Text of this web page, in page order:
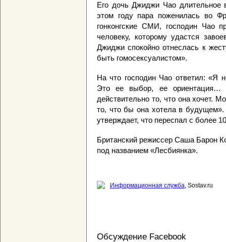
Его дочь Джиджи Чао длительное
этом году пара поженилась во
гонконгские СМИ, господин Чао
человеку, которому удастся
Джиджи спокойно отнеслась к
быть гомосексуалистом».
На что господин Чао ответил: «Я
Это ее выбор, ее
действительно то, что она хочет.
то, что бы она хотела в
утверждает, что переспал с более
Британский режиссер Саша Барон
под названием «Лесбиянка».
Информационная служба, Sostav.ru
Обсуждение Facebook